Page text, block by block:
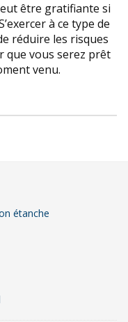
être gratifiante si
à ce type de
réduire les risques
que vous serez prêt
venu.
étanche